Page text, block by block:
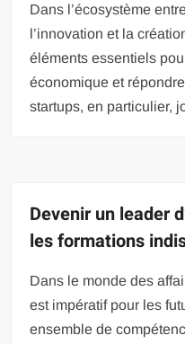
Dans l’écosystème
l’innovation et la
éléments essentiels
économique et
startups, en particulier,
Devenir un leader
les formations
Dans le monde des
est impératif pour les
ensemble de